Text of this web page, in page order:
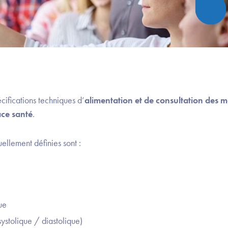
techniques d’alimentation et de consultation des
santé.
définies sont :
/ diastolique)